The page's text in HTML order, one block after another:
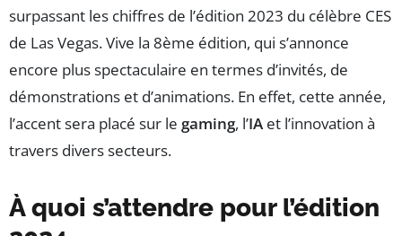
surpassant les chiffres de l’édition 2023 du célèbre CES
de Las Vegas. Vive la 8ème édition, qui s’annonce
encore plus spectaculaire en termes d’invités, de
démonstrations et d’animations. En effet, cette année,
l’accent sera placé sur le gaming, l’IA et l’innovation à
travers divers secteurs.
À quoi s’attendre pour l’édition